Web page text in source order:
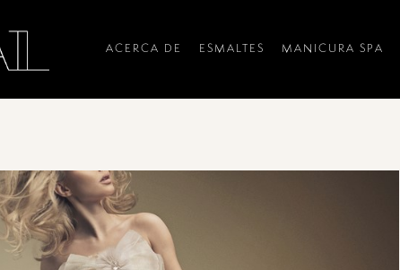
ACERCA DE ESMALTES MANICURA SPA